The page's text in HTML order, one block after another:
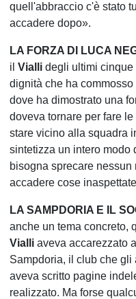
quell'abbraccio c'è stato
accadere dopo».
LA FORZA DI LUCA
ilVialli degli ultimi cinque
dignità che ha
dove ha dimostrato una
doveva tornare per fare
stare vicino alla squadra
sintetizza un intero modo
bisogna sprecare
accadere cose
LA SAMPDORIA E IL
anche un tema concreto,
Vialli aveva accarezzato
Sampdoria, il club che
aveva scritto pagine
realizzato. Ma forse